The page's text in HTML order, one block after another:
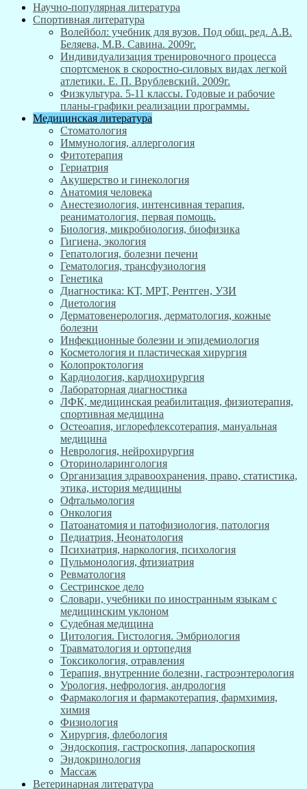
Научно-популярная литература
Спортивная литература
Волейбол: учебник для вузов. Под общ. ред. А.В.
Беляева, М.В. Савина. 2009г.
Индивидуализация тренировочного процесса
спортсменок в скоростно-силовых видах легкой
атлетики. Е. П. Врублевский. 2009г.
Физкультура. 5-11 классы. Годовые и рабочие
планы-графики реализации программы.
Медицинская литература
Стоматология
Иммунология, аллергология
Фитотерапия
Гериатрия
Акушерство и гинекология
Анатомия человека
Анестезиология, интенсивная терапия,
реаниматология, первая помощь.
Биология, микробиология, биофизика
Гигиена, экология
Гепатология, болезни печени
Гематология, трансфузиология
Генетика
Диагностика: КТ, МРТ, Рентген, УЗИ
Диетология
Дерматовенерология, дерматология, кожные
болезни
Инфекционные болезни и эпидемиология
Косметология и пластическая хирургия
Колопроктология
Кардиология, кардиохирургия
Лабораторная диагностика
ЛФК, медицинская реабилитация, физиотерапия,
спортивная медицина
Остеоапия, иглорефлексотерапия, мануальная
медицина
Неврология, нейрохирургия
Оториноларингология
Организация здравоохранения, право, статистика,
этика, история медицины
Офтальмология
Онкология
Патоанатомия и патофизиология, патология
Педиатрия, Неонатология
Психиатрия, наркология, психология
Пульмонология, фтизиатрия
Ревматология
Сестринское дело
Словари, учебники по иностранным языкам с
медицинским уклоном
Судебная медицина
Цитология. Гистология. Эмбриология
Травматология и ортопедия
Токсикология, отравления
Терапия, внутренние болезни, гастроэнтерология
Урология, нефрология, андрология
Фармакология и фармакотерапия, фармхимия,
химия
Физиология
Хирургия, флебология
Эндоскопия, гастроскопия, лапароскопия
Эндокринология
Массаж
Ветеринарная литература